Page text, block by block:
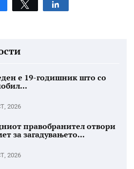
Tweet
е 19-годишник што со
2026
правобранител отвори
за загадувањето...
2026